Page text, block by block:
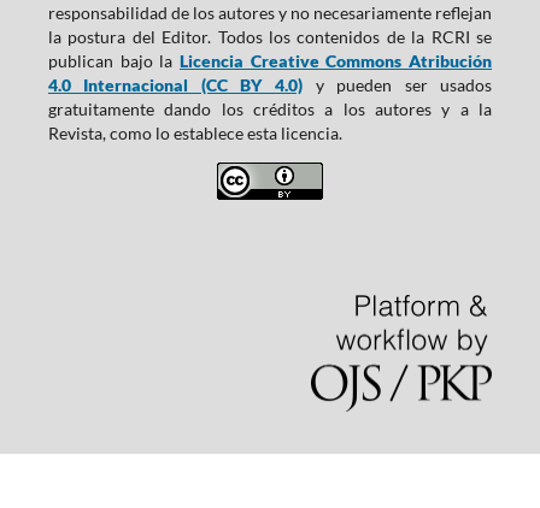
responsabilidad de los autores y no necesariamente reflejan
la postura del Editor. Todos los contenidos de la RCRI se
publican bajo la Licencia Creative Commons Atribución
4.0 Internacional (CC BY 4.0) y pueden ser usados
gratuitamente dando los créditos a los autores y a la
Revista, como lo establece esta licencia.